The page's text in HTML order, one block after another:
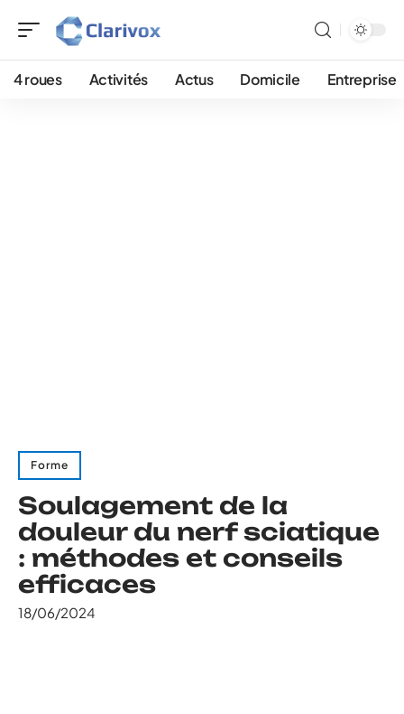
4 roues Activités Actus Domicile Entreprise
Forme
Soulagement de la
douleur du nerf sciatique
: méthodes et conseils
efficaces
18/06/2024